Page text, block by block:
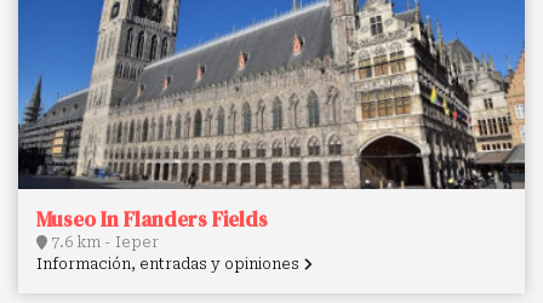
Museo In Flanders Fields
7.6 km - Ieper
Información, entradas y opiniones